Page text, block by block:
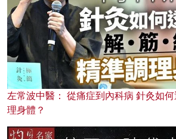
左常波中醫： 從痛症到內科病 針灸如
理身體？